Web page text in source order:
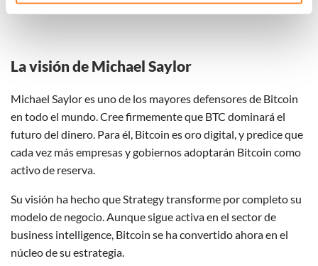
instellingen te allen tijde inzien en bijwerken door op de
informatie: zie onsprivacy- encookiestatement.
La visión de Michael Saylor
Michael Saylor es uno de los mayores defensores de Bitcoin
en todo el mundo. Cree firmemente que BTC dominará el
futuro del dinero. Para él, Bitcoin es oro digital, y predice que
cada vez más empresas y gobiernos adoptarán Bitcoin como
activo de reserva.
Su visión ha hecho que Strategy transforme por completo su
modelo de negocio. Aunque sigue activa en el sector de
business intelligence, Bitcoin se ha convertido ahora en el
núcleo de su estrategia.